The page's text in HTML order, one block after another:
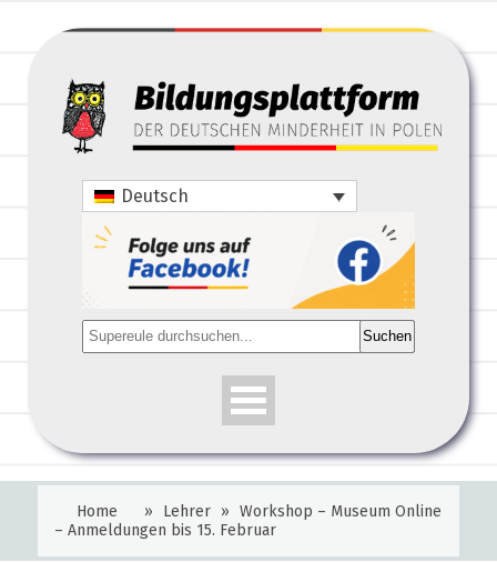
Deutsch
Suchen
Home » Lehrer » Workshop – Museum Online
– Anmeldungen bis 15. Februar